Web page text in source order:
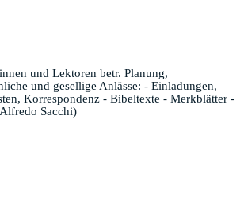
und Lektoren betr. Planung,
und gesellige Anlässe: - Einladungen,
Korrespondenz - Bibeltexte - Merkblätter -
Sacchi)